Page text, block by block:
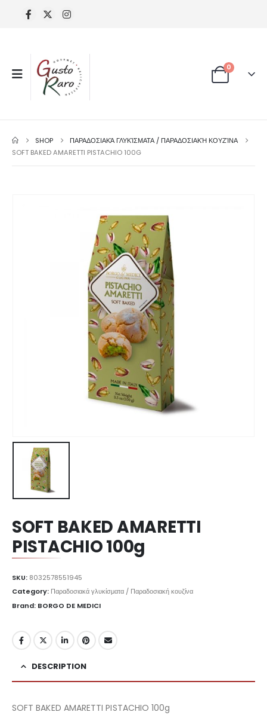
0
SHOP
ΠΑΡΑΔΟΣΙΑΚΆ ΓΛΥΚΊΣΜΑΤΑ / ΠΑΡΑΔΟΣΙΑΚΉ ΚΟΥΖΊΝΑ
SOFT BAKED AMARETTI PISTACHIO 100G
SOFT BAKED AMARETTI
PISTACHIO 100g
SKU: 8032578551945
Category: Παραδοσιακά γλυκίσματα / Παραδοσιακή κουζίνα
Brand: BORGO DE MEDICI
DESCRIPTION
SOFT BAKED AMARETTI PISTACHIO 100g